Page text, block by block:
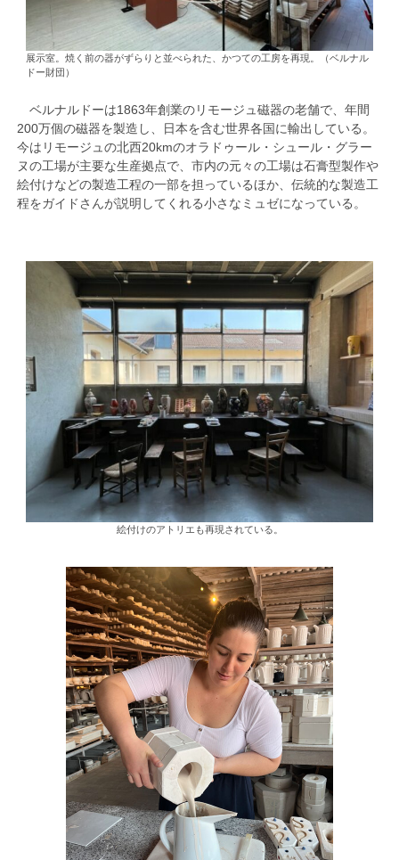
展示室。焼く前の器がずらりと並べられた、かつての工房を再現。（ベルナル
ドー財団）
ベルナルドーは1863年創業のリモージュ磁器の老舗で、年間
200万個の磁器を製造し、日本を含む世界各国に輸出している。
今はリモージュの北西20kmのオラドゥール・シュール・グラー
ヌの工場が主要な生産拠点で、市内の元々の工場は石膏型製作や
絵付けなどの製造工程の一部を担っているほか、伝統的な製造工
程をガイドさんが説明してくれる小さなミュゼになっている。
絵付けのアトリエも再現されている。